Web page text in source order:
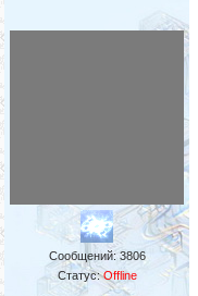
Сообщений: 3806
Статус:Offline